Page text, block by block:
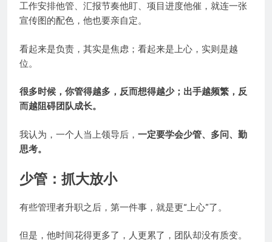
工作安排他管、汇报节奏他盯、项目进度他催，就连一张
宣传图的配色，他也要亲自定。
看起来是负责，其实是焦虑；看起来是上心，实则是越
位。
很多时候，你管得越多，反而想得越少；出手越频繁，反
而越阻碍团队成长。
我认为，一个人当上领导后， 一定要学会少管、多问、勤
思考。
少管：抓大放小
有些管理者升职之后，第一件事，就是更“上心”了。
但是，他时间花得更多了，人更累了，团队却没有质变。